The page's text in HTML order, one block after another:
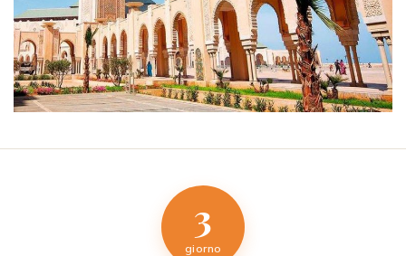
3
giorno